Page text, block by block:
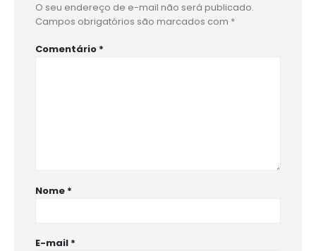
O seu endereço de e-mail não será publicado.
Campos obrigatórios são marcados com *
Comentário *
Nome *
E-mail *